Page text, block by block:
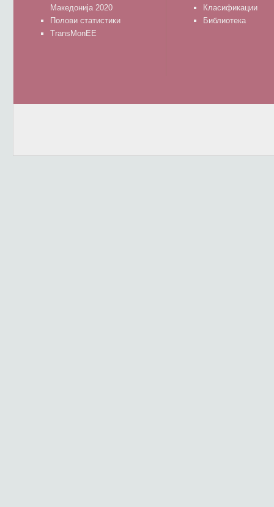
Македонија 2020
Полови статистики
TransMonEE
Класификации
Библиотека